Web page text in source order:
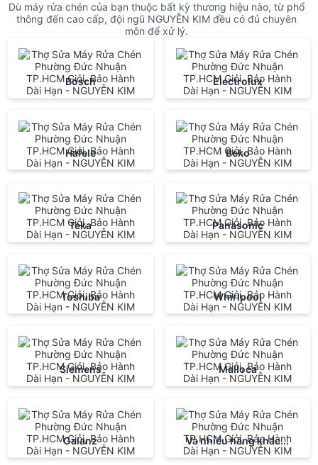
Dù máy rửa chén của bạn thuộc bất kỳ thương hiệu nào, từ phổ
thông đến cao cấp, đội ngũ NGUYỄN KIM đều có đủ chuyên
môn để xử lý.
Bosch Electrolux
Hafele Beko
Teka Panasonic
Toshiba Whirlpool
Siemens Malloca
Galanz Và nhiều hãng khác...